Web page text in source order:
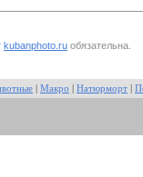
kubanphoto.ru обязательна.
Макро Натюрморт